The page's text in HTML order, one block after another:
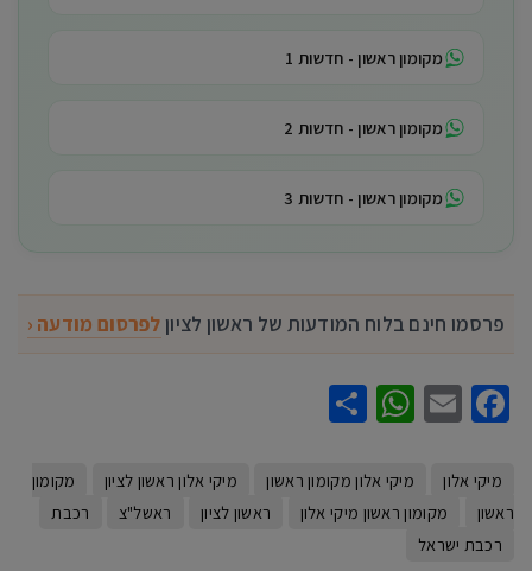
מקומון ראשון - חדשות 1
מקומון ראשון - חדשות 2
מקומון ראשון - חדשות 3
פרסמו חינם בלוח המודעות של ראשון לציון לפרסום מודעה ‹
Facebook
Email
WhatsApp
מיקי אלון מיקי אלון מקומון ראשון מיקי אלון ראשון לציון
מקומון
ראשון
מקומון ראשון מיקי אלון ראשון לציון ראשל"צ
רכבת
רכבת ישראל